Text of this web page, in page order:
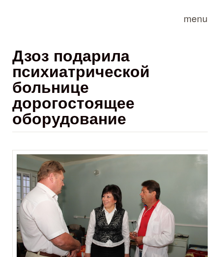
menu
Дзоз подарила
психиатрической
больнице
дорогостоящее
оборудование